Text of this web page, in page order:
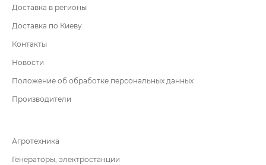
Доставка в регионы
Доставка по Киеву
Контакты
Новости
Положение об обработке персональных данных
Производители
Агротехника
Генераторы, электростанции